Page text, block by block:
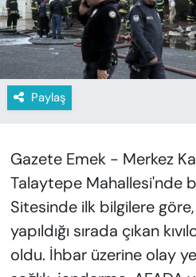
Paylaş
Gazete Emek - Merkez
Talaytepe Mahallesi'nde
Sitesinde ilk bilgilere göre,
yapıldığı sırada çıkan
oldu. İhbar üzerine olay
SAĞLIK
SPOR
KÜLTÜR-SANAT
ÖZEL HABER
YAZAR KÖŞESİ
SİYASET